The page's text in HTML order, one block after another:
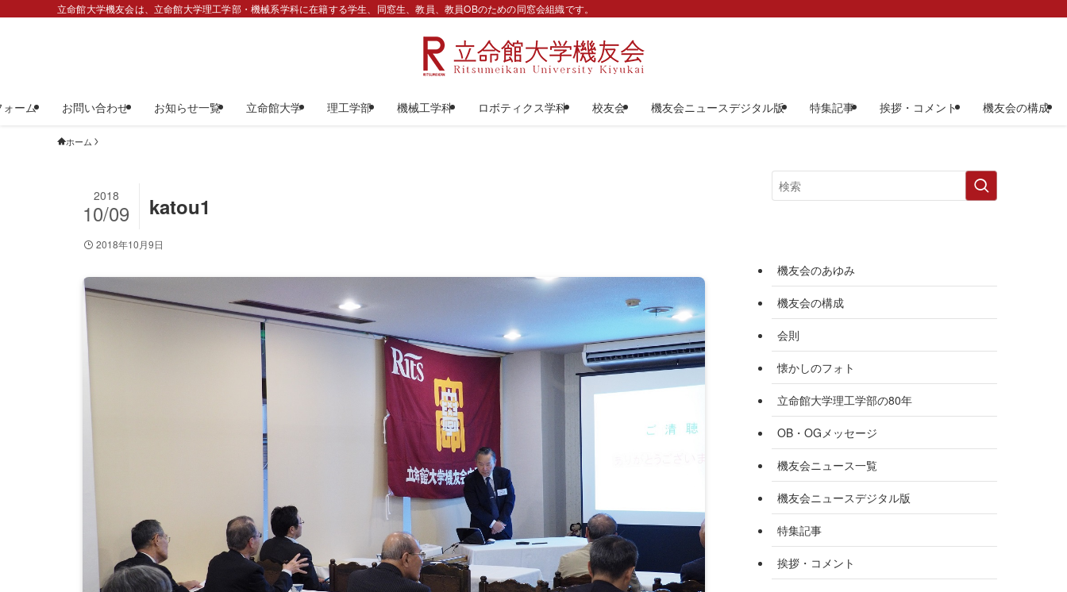
立命館大学機友会は、立命館大学理工学部・機械系学科に在籍する学生、同窓生、教員、教員OBのための同窓会組織です。
ーム お問い合わせ お知らせ一覧 立命館大学 理工学部 機械工学科 ロボティクス学科 校友会 機友会ニュースデジタル版 特集記事 挨拶・コメント 機友会の構成
ホーム
katou1
2018
10/09
2018年10月9日
機友会のあゆみ
機友会の構成
会則
懐かしのフォト
立命館大学理工学部の80年
OB・OGメッセージ
機友会ニュース一覧
機友会ニュースデジタル版
特集記事
挨拶・コメント